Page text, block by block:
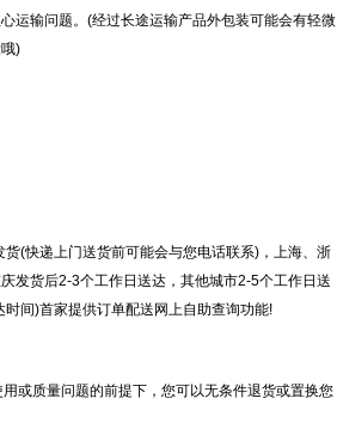
输问题。(经过长途运输产品外包装可能会有轻微
)
(快递上门送货前可能会与您电话联系)，上海、浙
发货后2-3个工作日送达，其他城市2-5个工作日送
间)首家提供订单配送网上自助查询功能!
质量问题的前提下，您可以无条件退货或置换您